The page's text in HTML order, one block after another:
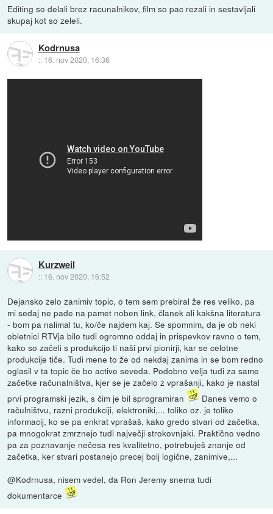
Editing so delali brez racunalnikov, film so pac rezali in sestavljali
skupaj kot so zeleli.
Kodrnusa
:: 16. nov 2020, 16:36
Kurzweil
:: 16. nov 2020, 16:52
Dejansko zelo zanimiv topic, o tem sem prebiral že res veliko, pa
mi sedaj ne pade na pamet noben link, članek ali kakšna literatura
- bom pa nalimal tu, ko/če najdem kaj. Se spomnim, da je ob neki
obletnici RTVja bilo tudi ogromno oddaj in prispevkov ravno o tem,
kako so začeli s produkcijo ti naši prvi pionirji, kar se celotne
produkcije tiče. Tudi mene to že od nekdaj zanima in se bom redno
oglasil v ta topic če bo active seveda. Podobno velja tudi za same
začetke računalništva, kjer se je začelo z vprašanji, kako je nastal
prvi programski jezik, s čim je bil sprogramiran
Danes vemo o
račulništvu, razni produkciji, elektroniki,... toliko oz. je toliko
informacij, ko se pa enkrat vprašaš, kako gredo stvari od začetka,
pa mnogokrat zmrznejo tudi največji strokovnjaki. Praktično vedno
pa za poznavanje nečesa res kvalitetno, potrebuješ znanje od
začetka, ker stvari postanejo precej bolj logične, zanimive,...
@Kodrnusa, nisem vedel, da Ron Jeremy snema tudi
dokumentarce